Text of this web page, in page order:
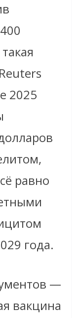
2025
равно
года.
—
вакцина